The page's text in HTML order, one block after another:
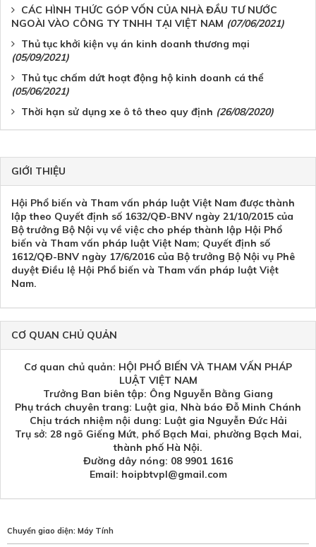
CÁC HÌNH THỨC GÓP VỐN CỦA NHÀ ĐẦU TƯ NƯỚC
NGOÀI VÀO CÔNG TY TNHH TẠI VIỆT NAM (07/06/2021)
Thủ tục khởi kiện vụ án kinh doanh thương mại
(05/09/2021)
Thủ tục chấm dứt hoạt động hộ kinh doanh cá thể
(05/06/2021)
Thời hạn sử dụng xe ô tô theo quy định (26/08/2020)
GIỚI THIỆU
Hội Phổ biến và Tham vấn pháp luật Việt Nam được thành
lập theo Quyết định số 1632/QĐ-BNV ngày 21/10/2015 của
Bộ trưởng Bộ Nội vụ về việc cho phép thành lập Hội Phổ
biến và Tham vấn pháp luật Việt Nam; Quyết định số
1612/QĐ-BNV ngày 17/6/2016 của Bộ trưởng Bộ Nội vụ Phê
duyệt Điều lệ Hội Phổ biến và Tham vấn pháp luật Việt
Nam.
CƠ QUAN CHỦ QUẢN
Cơ quan chủ quản: HỘI PHỔ BIẾN VÀ THAM VẤN PHÁP
LUẬT VIỆT NAM
Trưởng Ban biên tập: Ông Nguyễn Bằng Giang
Phụ trách chuyên trang: Luật gia, Nhà báo Đỗ Minh Chánh
Chịu trách nhiệm nội dung: Luật gia Nguyễn Đức Hải
Trụ sở: 28 ngõ Giếng Mứt, phố Bạch Mai, phường Bạch Mai,
thành phố Hà Nội.
Đường dây nóng: 08 9901 1616
Email: hoipbtvpl@gmail.com
Chuyển giao diện: Máy Tính